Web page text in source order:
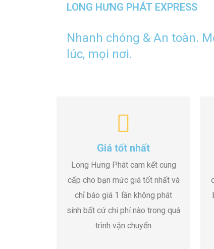
LONG HƯNG PHÁT EXPRESS
Nhanh chóng & An toàn.
lúc, mọi nơi.
Giá tốt nhất
Long Hưng Phát cam kết cung
cấp cho bạn mức giá tốt nhất và
chỉ báo giá 1 lần không phát
sinh bất cứ chi phí nào trong quá
trình vận chuyển